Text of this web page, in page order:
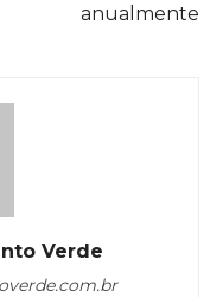
anualmente
Verde